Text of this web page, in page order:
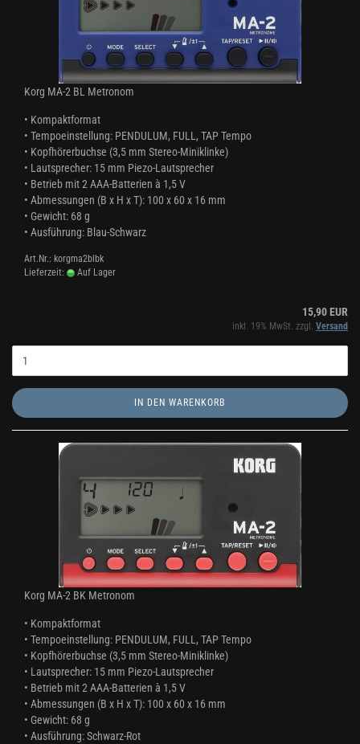
Korg MA-2 BL Metronom
• Kompaktformat
• Tempoeinstellung: PENDULUM, FULL, TAP Tempo
• Kopfhörerbuchse (3,5 mm Stereo-Miniklinke)
• Lautsprecher: 15 mm Piezo-Lautsprecher
• Betrieb mit 2 AAA-Batterien à 1,5 V
• Abmessungen (B x H x T): 100 x 60 x 16 mm
• Gewicht: 68 g
• Ausführung: Blau-Schwarz
Art.Nr.: korgma2blbk
Lieferzeit:
Auf Lager
15,90 EUR
inkl. 19% MwSt. zzgl. Versand
IN DEN WARENKORB
Korg MA-2 BK Metronom
• Kompaktformat
• Tempoeinstellung: PENDULUM, FULL, TAP Tempo
• Kopfhörerbuchse (3,5 mm Stereo-Miniklinke)
• Lautsprecher: 15 mm Piezo-Lautsprecher
• Betrieb mit 2 AAA-Batterien à 1,5 V
• Abmessungen (B x H x T): 100 x 60 x 16 mm
• Gewicht: 68 g
• Ausführung: Schwarz-Rot